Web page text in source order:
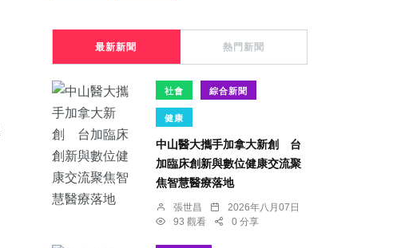
最新新聞 熱門新聞
社會 綜合新聞
健康
中山醫大攜手加拿大新創 台
加臨床創新與數位健康交流聚
焦智慧醫療落地
張世昌
2026年八月07日
93 觀看
0 分享